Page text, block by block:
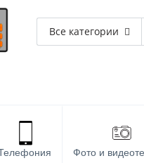
Все категории
Фото и